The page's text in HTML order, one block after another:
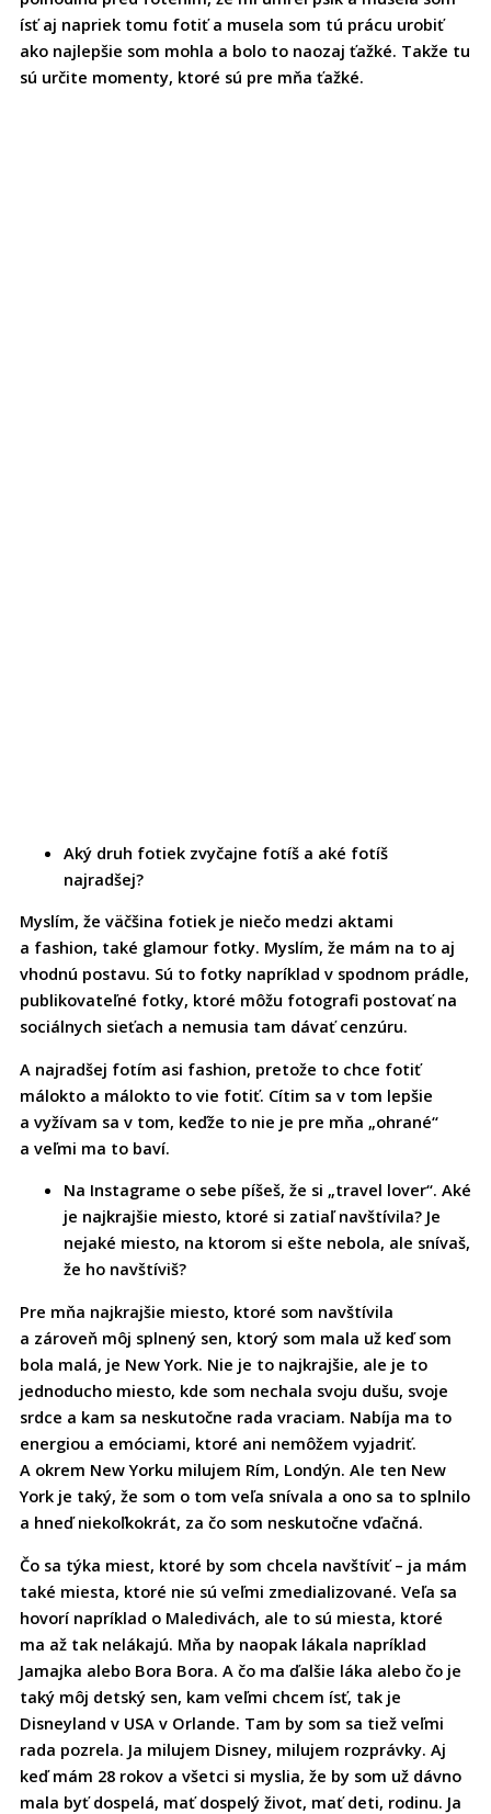
ísť aj napriek tomu fotiť a musela som tú prácu urobiť
ako najlepšie som mohla a bolo to naozaj ťažké. Takže tu
sú určite momenty, ktoré sú pre mňa ťažké.
Aký druh fotiek zvyčajne fotíš a aké fotíš
najradšej?
Myslím, že väčšina fotiek je niečo medzi aktami
a fashion, také glamour fotky. Myslím, že mám na to aj
vhodnú postavu. Sú to fotky napríklad v spodnom prádle,
publikovateľné fotky, ktoré môžu fotografi postovať na
sociálnych sieťach a nemusia tam dávať cenzúru.
A najradšej fotím asi fashion, pretože to chce fotiť
málokto a málokto to vie fotiť. Cítim sa v tom lepšie
a vyžívam sa v tom, keďže to nie je pre mňa „ohrané“
a veľmi ma to baví.
Na Instagrame o sebe píšeš, že si „travel lover“. Aké
je najkrajšie miesto, ktoré si zatiaľ navštívila? Je
nejaké miesto, na ktorom si ešte nebola, ale snívaš,
že ho navštíviš?
Pre mňa najkrajšie miesto, ktoré som navštívila
a zároveň môj splnený sen, ktorý som mala už keď som
bola malá, je New York. Nie je to najkrajšie, ale je to
jednoducho miesto, kde som nechala svoju dušu, svoje
srdce a kam sa neskutočne rada vraciam. Nabíja ma to
energiou a emóciami, ktoré ani nemôžem vyjadriť.
A okrem New Yorku milujem Rím, Londýn. Ale ten New
York je taký, že som o tom veľa snívala a ono sa to splnilo
a hneď niekoľkokrát, za čo som neskutočne vďačná.
Čo sa týka miest, ktoré by som chcela navštíviť – ja mám
také miesta, ktoré nie sú veľmi zmedializované. Veľa sa
hovorí napríklad o Maledivách, ale to sú miesta, ktoré
ma až tak nelákajú. Mňa by naopak lákala napríklad
Jamajka alebo Bora Bora. A čo ma ďalšie láka alebo čo je
taký môj detský sen, kam veľmi chcem ísť, tak je
Disneyland v USA v Orlande. Tam by som sa tiež veľmi
rada pozrela. Ja milujem Disney, milujem rozprávky. Aj
keď mám 28 rokov a všetci si myslia, že by som už dávno
mala byť dospelá, mať dospelý život, mať deti, rodinu. Ja